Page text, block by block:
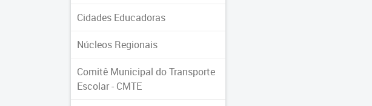
Cidades Educadoras
Núcleos Regionais
Comitê Municipal do Transporte
Escolar - CMTE